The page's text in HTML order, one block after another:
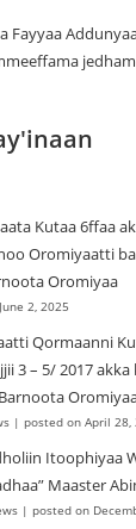
Fayyaa
Kutaa 6ffaa
Oromiyaatti
Oromiyaa
2, 2025
Qormaanni
3 – 5/ 2017
| posted on April 28,
Itoophiyaa
Maaster
| posted on